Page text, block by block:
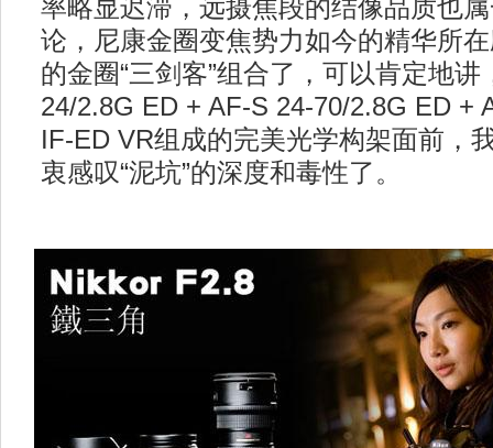
率略显迟滞，远摄焦段的结像品质也
论，尼康金圈变焦势力如今的精华所
的金圈“三剑客”组合了，可以肯定地
24/2.8G ED + AF-S 24-70/2.8G ED +
IF-ED VR组成的完美光学构架面前，
衷感叹“泥坑”的深度和毒性了。